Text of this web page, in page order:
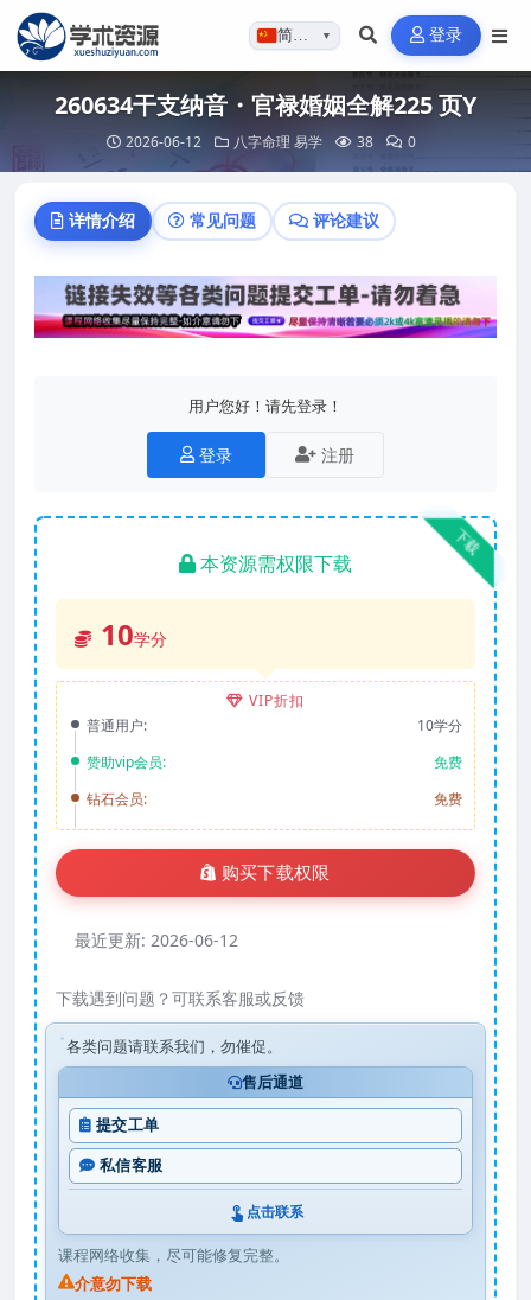
简体…▼ 登录
260634干支纳音・官禄婚姻全解225 页Y
2026-06-12 八字命理 易学 38 0
详情介绍 常见问题 评论建议
用户您好！请先登录！
登录 注册
下载
本资源需权限下载
10学分
VIP折扣
普通用户:
10学分
赞助vip会员:
免费
钻石会员:
免费
购买下载权限
最近更新: 2026-06-12
下载遇到问题？可联系客服或反馈
各类问题请联系我们，勿催促。
售后通道
提交工单
私信客服
点击联系
课程网络收集，尽可能修复完整。
介意勿下载